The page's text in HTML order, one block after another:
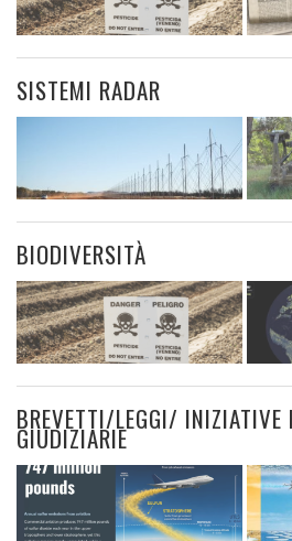
SISTEMI RADAR
BIODIVERSITÀ
BREVETTI/LEGGI/ INIZIATIVE
GIUDIZIARIE